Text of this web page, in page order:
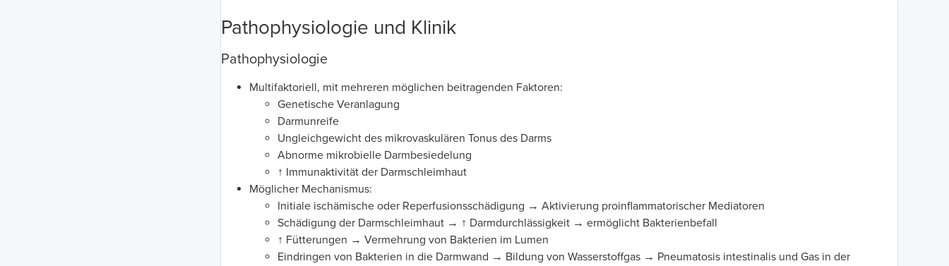
Pathophysiologie und Klinik
Pathophysiologie
Multifaktoriell, mit mehreren möglichen beitragenden Faktoren:
Genetische Veranlagung
Darmunreife
Ungleichgewicht des mikrovaskulären Tonus des Darms
Abnorme mikrobielle Darmbesiedelung
↑ Immunaktivität der Darmschleimhaut
Möglicher Mechanismus:
Initiale ischämische oder Reperfusionsschädigung → Aktivierung proinflammatorischer Mediatoren
Schädigung der Darmschleimhaut → ↑ Darmdurchlässigkeit → ermöglicht Bakterienbefall
↑ Fütterungen → Vermehrung von Bakterien im Lumen
Eindringen von Bakterien in die Darmwand → Bildung von Wasserstoffgas → Pneumatosis intestinalis und Gas in der